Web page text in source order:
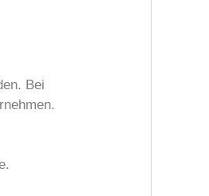
Bei